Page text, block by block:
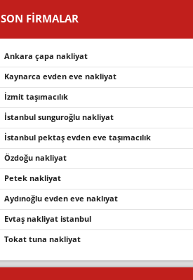
SON FİRMALAR
ankara çapa nakliyat
kaynarca evden eve nakli̇yat
i̇zmi̇t taşimacilik
i̇stanbul sunguroğlu nakliyat
i̇stanbul pektaş evden eve taşımacılık
özdoğu nakliyat
petek nakli̇yat
aydinoğlu evden eve nakliyat
evtaş nakli̇yat i̇stanbul
tokat tuna nakliyat